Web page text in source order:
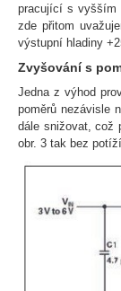
pracující s vyšším
zde přitom
výstupní hladiny
Zvyšování s
Jedna z výhod
poměrů nezávisle
dále snižovat, což
obr. 3 tak bez